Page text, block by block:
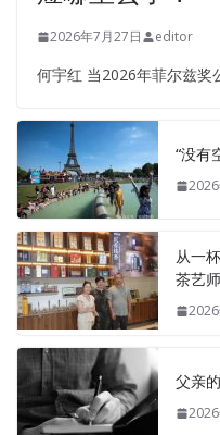
2026年7月27日 editor
何宇红 当2026年菲尔兹奖
“没有
从一
茶艺
父亲